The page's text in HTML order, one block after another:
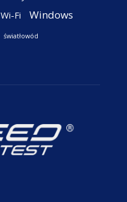
Wi-Fi Windows
światłowód